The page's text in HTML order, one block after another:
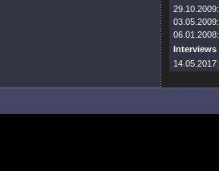
29.10.2009:
03.05.2009:
06.01.2008:
Interviews
14.05.2017: